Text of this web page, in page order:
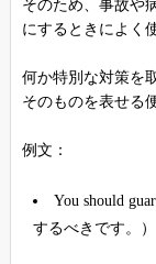
そのため、事故や
にするときによく
何か特別な対策を
そのものを表せる
例文：
You should
するべきです。）